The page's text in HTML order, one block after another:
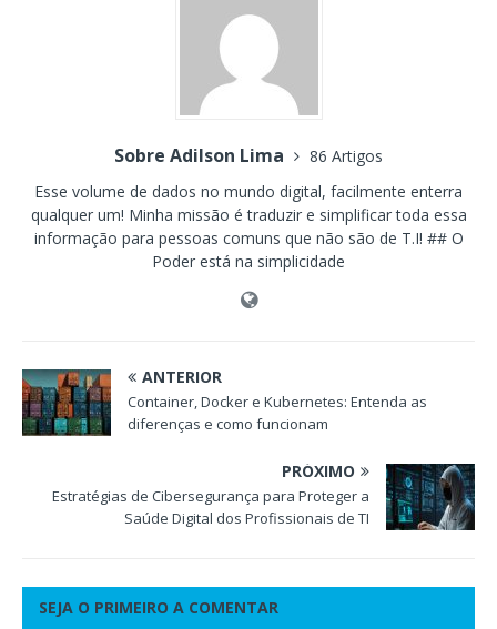
Sobre Adilson Lima
86 Artigos
Esse volume de dados no mundo digital, facilmente enterra
qualquer um! Minha missão é traduzir e simplificar toda essa
informação para pessoas comuns que não são de T.I! ## O
Poder está na simplicidade
ANTERIOR
Container, Docker e Kubernetes: Entenda as
diferenças e como funcionam
PRÓXIMO
Estratégias de Cibersegurança para Proteger a
Saúde Digital dos Profissionais de TI
SEJA O PRIMEIRO A COMENTAR